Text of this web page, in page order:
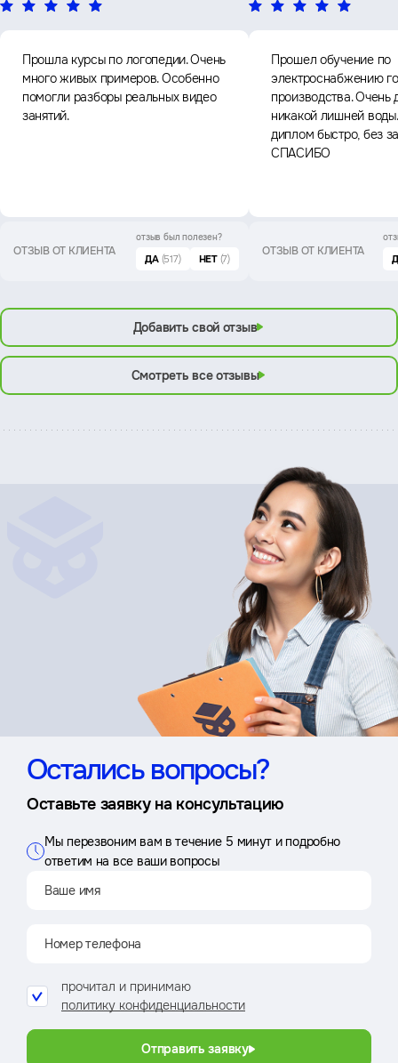
Прошла курсы по логопедии. Очень
много живых примеров. Особенно
помогли разборы реальных видео
занятий.
ОТЗЫВ ОТ КЛИЕНТА
отзыв был полезен?
ДА (517) НЕТ (7)
Прошел обучение по
электроснабжению
производства. Очень
никакой лишней
диплом быстро, без
СПАСИБО
ОТЗЫВ ОТ КЛИЕНТА
Добавить свой отзыв
Смотреть все отзывы
Остались вопросы?
Оставьте заявку на консультацию
Мы перезвоним вам в течение 5 минут и подробно
ответим на все ваши вопросы
прочитал и принимаю
политику конфиденциальности
Отправить заявку